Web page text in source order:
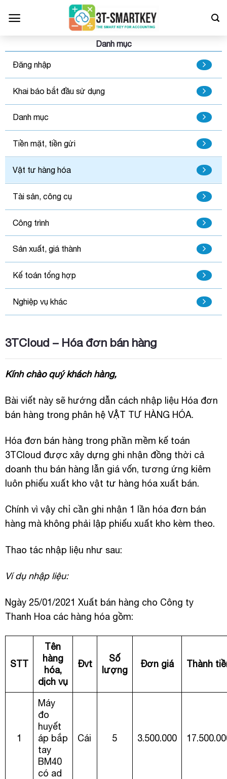
qua
Danh mục
Đăng nhập
Khai báo bắt đầu sử dụng
Danh mục
Tiền mặt, tiền gửi
Vật tư hàng hóa
Tài sản, công cụ
Công trình
Sản xuất, giá thành
Kế toán tổng hợp
Nghiệp vụ khác
3TCloud – Hóa đơn bán hàng
Kính chào quý khách hàng,
Bài viết này sẽ hướng dẫn cách nhập liệu Hóa đơn
bán hàng trong phân hệ VẬT TƯ HÀNG HÓA.
Hóa đơn bán hàng trong phần mềm kế toán
3TCloud được xây dựng ghi nhận đồng thời cả
doanh thu bán hàng lẫn giá vốn, tương ứng kiêm
luôn phiếu xuất kho vật tư hàng hóa xuất bán.
Chính vì vậy chỉ cần ghi nhận 1 lần hóa đơn bán
hàng mà không phải lập phiếu xuất kho kèm theo.
Thao tác nhập liệu như sau:
Ví dụ nhập liệu:
Ngày 25/01/2021 Xuất bán hàng cho Công ty
Thanh Hoa các hàng hóa gồm:
STT
Tên
hàng
hóa,
dịch vụ
Đvt
Số
lượng
Đơn giá Thành
1
Máy
đo
huyết
áp bắp
tay
BM40
có ad
Cái 5 3.500.000